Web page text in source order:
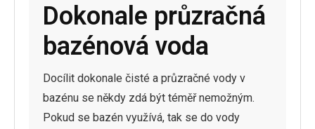
Dokonale průzračná
bazénová voda
Docílit dokonale čisté a průzračné vody v
bazénu se někdy zdá být téměř nemožným.
Pokud se bazén využívá, tak se do vody